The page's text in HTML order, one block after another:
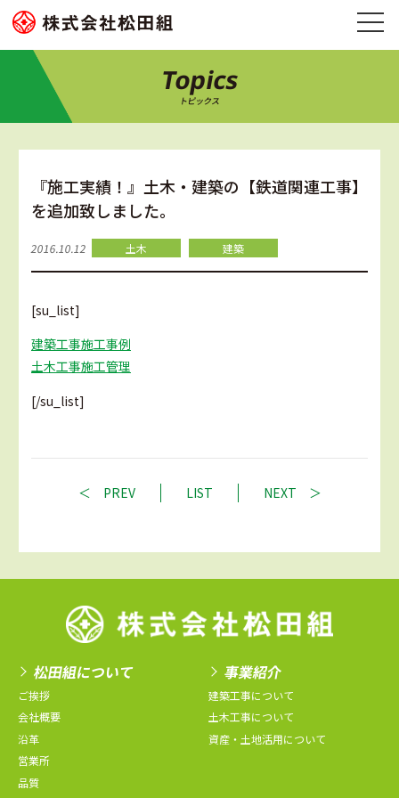
Topics
トピックス
『施工実績！』土木・建築の【鉄道関連工事】
を追加致しました。
2016.10.12 土木 建築
[su_list]
建築工事施工事例
土木工事施工管理
[/su_list]
PREV LIST NEXT
松田組について
ご挨拶
会社概要
沿革
営業所
品質
事業紹介
建築工事について
土木工事について
資産・土地活用について